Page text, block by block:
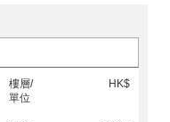
樓層/
單位
HK$